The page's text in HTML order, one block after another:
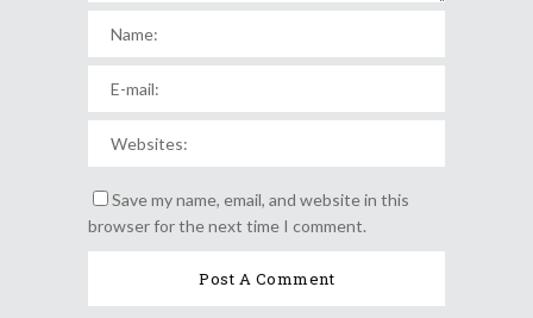
Save my name, email, and website in this
browser for the next time I comment.